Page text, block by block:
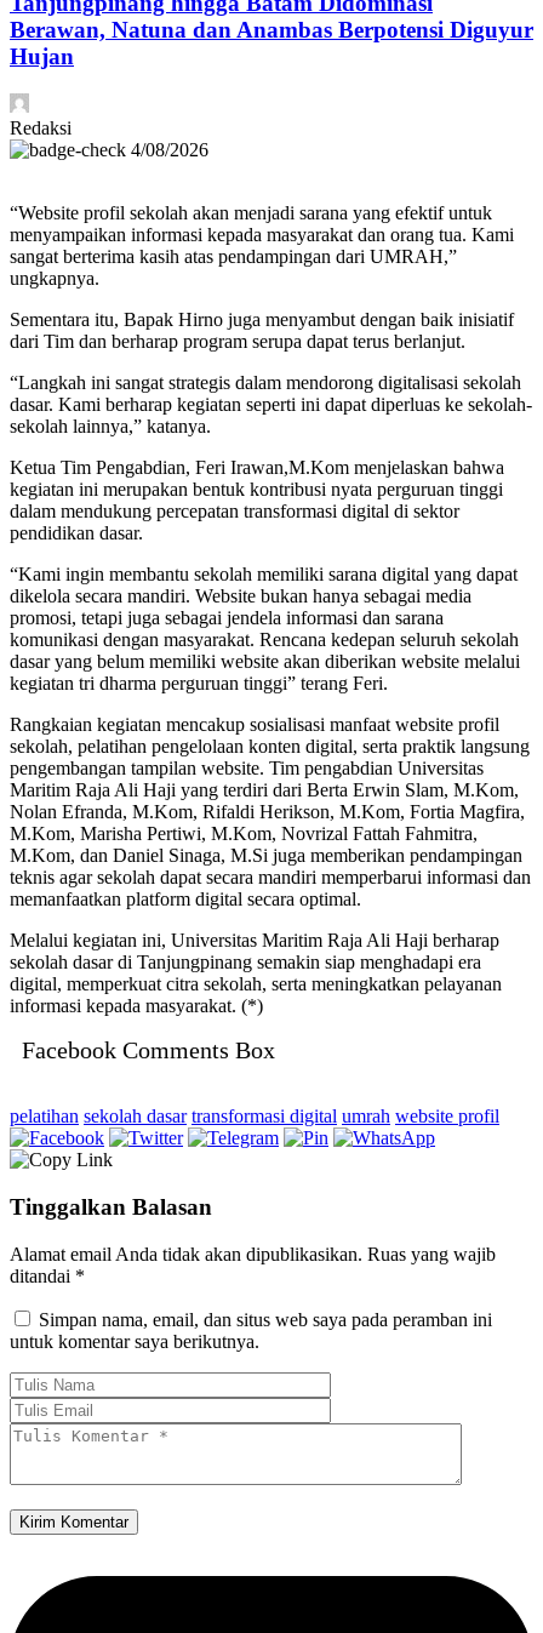
Berawan, Natuna dan Anambas Berpotensi Diguyur
Hujan
Redaksi
4/08/2026
“Website profil sekolah akan menjadi sarana yang efektif untuk
menyampaikan informasi kepada masyarakat dan orang tua. Kami
sangat berterima kasih atas pendampingan dari UMRAH,”
ungkapnya.
Sementara itu, Bapak Hirno juga menyambut dengan baik inisiatif
dari Tim dan berharap program serupa dapat terus berlanjut.
“Langkah ini sangat strategis dalam mendorong digitalisasi sekolah
dasar. Kami berharap kegiatan seperti ini dapat diperluas ke sekolah-
sekolah lainnya,” katanya.
Ketua Tim Pengabdian, Feri Irawan,M.Kom menjelaskan bahwa
kegiatan ini merupakan bentuk kontribusi nyata perguruan tinggi
dalam mendukung percepatan transformasi digital di sektor
pendidikan dasar.
“Kami ingin membantu sekolah memiliki sarana digital yang dapat
dikelola secara mandiri. Website bukan hanya sebagai media
promosi, tetapi juga sebagai jendela informasi dan sarana
komunikasi dengan masyarakat. Rencana kedepan seluruh sekolah
dasar yang belum memiliki website akan diberikan website melalui
kegiatan tri dharma perguruan tinggi” terang Feri.
Rangkaian kegiatan mencakup sosialisasi manfaat website profil
sekolah, pelatihan pengelolaan konten digital, serta praktik langsung
pengembangan tampilan website. Tim pengabdian Universitas
Maritim Raja Ali Haji yang terdiri dari Berta Erwin Slam, M.Kom,
Nolan Efranda, M.Kom, Rifaldi Herikson, M.Kom, Fortia Magfira,
M.Kom, Marisha Pertiwi, M.Kom, Novrizal Fattah Fahmitra,
M.Kom, dan Daniel Sinaga, M.Si juga memberikan pendampingan
teknis agar sekolah dapat secara mandiri memperbarui informasi dan
memanfaatkan platform digital secara optimal.
Melalui kegiatan ini, Universitas Maritim Raja Ali Haji berharap
sekolah dasar di Tanjungpinang semakin siap menghadapi era
digital, memperkuat citra sekolah, serta meningkatkan pelayanan
informasi kepada masyarakat. (*)
Facebook Comments Box
pelatihan sekolah dasar transformasi digital umrah website profil
Tinggalkan Balasan
Alamat email Anda tidak akan dipublikasikan. Ruas yang wajib
ditandai *
Simpan nama, email, dan situs web saya pada peramban ini
untuk komentar saya berikutnya.